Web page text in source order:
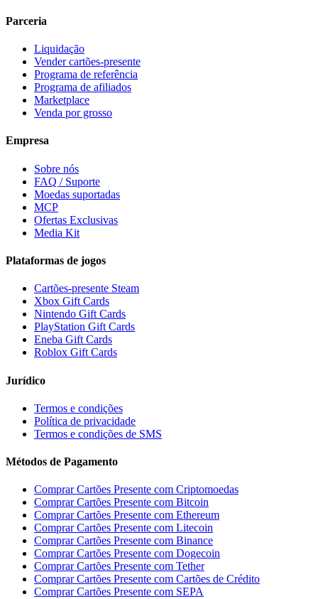
Parceria
Liquidação
Vender cartões-presente
Programa de referência
Programa de afiliados
Marketplace
Venda por grosso
Empresa
Sobre nós
FAQ / Suporte
Moedas suportadas
MCP
Ofertas Exclusivas
Media Kit
Plataformas de jogos
Cartões-presente Steam
Xbox Gift Cards
Nintendo Gift Cards
PlayStation Gift Cards
Eneba Gift Cards
Roblox Gift Cards
Jurídico
Termos e condições
Política de privacidade
Termos e condições de SMS
Métodos de Pagamento
Comprar Cartões Presente com Criptomoedas
Comprar Cartões Presente com Bitcoin
Comprar Cartões Presente com Ethereum
Comprar Cartões Presente com Litecoin
Comprar Cartões Presente com Binance
Comprar Cartões Presente com Dogecoin
Comprar Cartões Presente com Tether
Comprar Cartões Presente com Cartões de Crédito
Comprar Cartões Presente com SEPA